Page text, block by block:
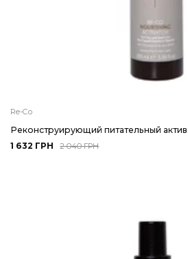
Re-Co
Реконструирующий питательный
1 632 ГРН
2 040 ГРН